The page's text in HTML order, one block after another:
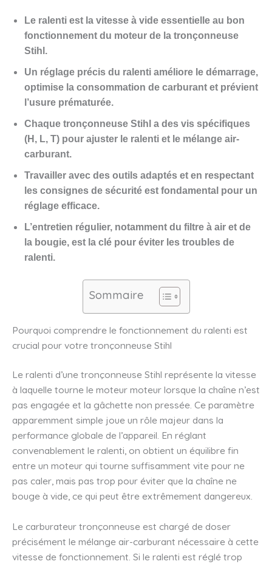
Le ralenti est la vitesse à vide essentielle au bon
fonctionnement du moteur de la tronçonneuse
Stihl.
Un réglage précis du ralenti améliore le démarrage,
optimise la consommation de carburant et prévient
l’usure prématurée.
Chaque tronçonneuse Stihl a des vis spécifiques
(H, L, T) pour ajuster le ralenti et le mélange air-
carburant.
Travailler avec des outils adaptés et en respectant
les consignes de sécurité est fondamental pour un
réglage efficace.
L’entretien régulier, notamment du filtre à air et de
la bougie, est la clé pour éviter les troubles de
ralenti.
Sommaire
Pourquoi comprendre le fonctionnement du ralenti est
crucial pour votre tronçonneuse Stihl
Le ralenti d’une tronçonneuse Stihl représente la vitesse
à laquelle tourne le moteur moteur lorsque la chaîne n’est
pas engagée et la gâchette non pressée. Ce paramètre
apparemment simple joue un rôle majeur dans la
performance globale de l’appareil. En réglant
convenablement le ralenti, on obtient un équilibre fin
entre un moteur qui tourne suffisamment vite pour ne
pas caler, mais pas trop pour éviter que la chaîne ne
bouge à vide, ce qui peut être extrêmement dangereux.
Le carburateur tronçonneuse est chargé de doser
précisément le mélange air-carburant nécessaire à cette
vitesse de fonctionnement. Si le ralenti est réglé trop